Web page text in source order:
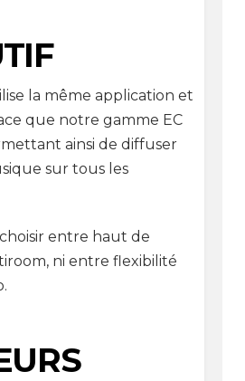
la même application et
que notre gamme EC
ainsi de diffuser
sur tous les
entre haut de
ni entre flexibilité